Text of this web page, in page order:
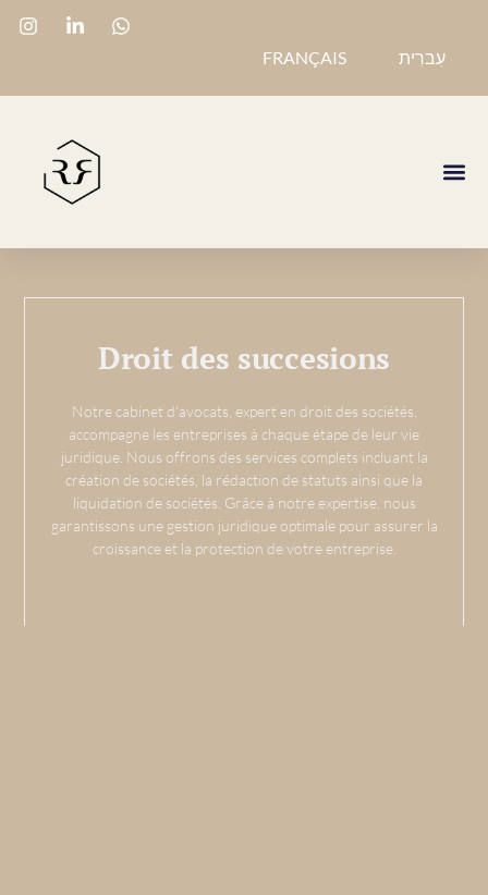
עִברִית FRANÇAIS
Droit des succesions
Notre cabinet d'avocats, expert en droit des sociétés,
accompagne les entreprises à chaque étape de leur vie
juridique. Nous offrons des services complets incluant la
création de sociétés, la rédaction de statuts ainsi que la
liquidation de sociétés. Grâce à notre expertise, nous
garantissons une gestion juridique optimale pour assurer la
croissance et la protection de votre entreprise.